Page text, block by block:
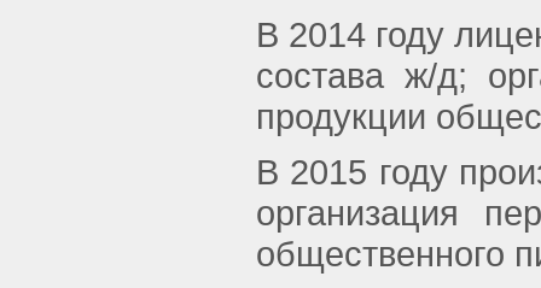
В 2014 году
состава ж/д;
продукции
В 2015 году
организация
общественного